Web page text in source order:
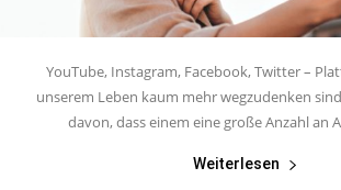
YouTube, Instagram, Facebook, Twitter –
unserem Leben kaum mehr wegzudenken
davon, dass einem eine große Anzahl an
Weiterlesen